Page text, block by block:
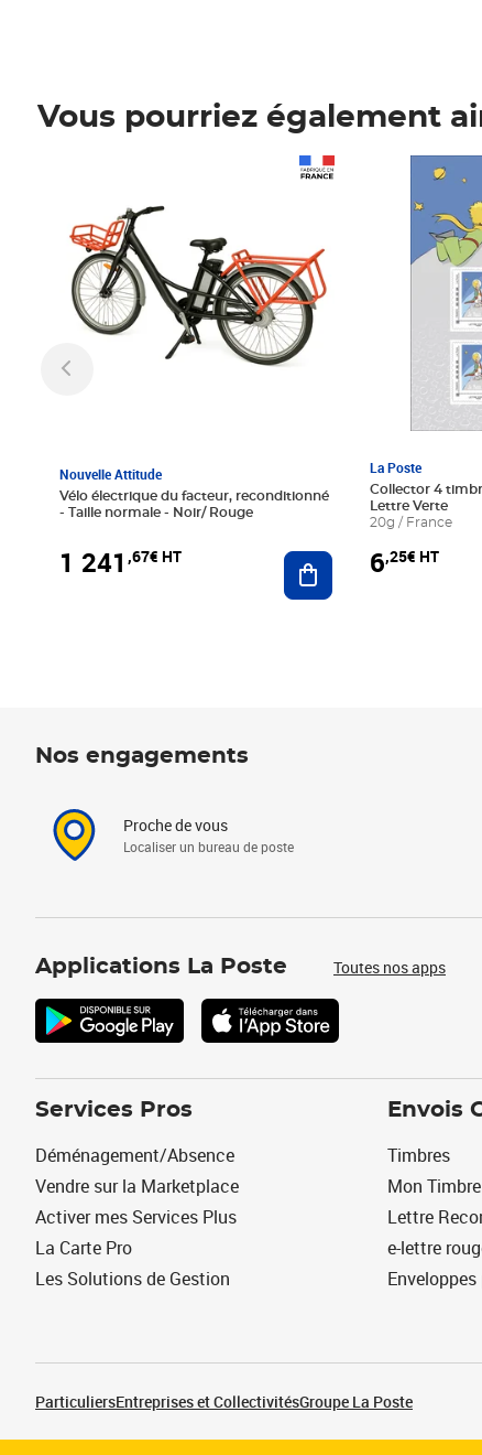
Vous pourriez également
Nouvelle Attitude
Vélo électrique du facteur, reconditionné
- Taille normale - Noir/ Rouge
1 241 ,67€ HT Ajouter au panier
La Poste
Collector 4
Lettre Verte
20g / France
6,25€ HT
Prix 6,25€ HT
Nos engagements
Proche de vous
Localiser un bureau de poste
Applications La Poste Toutes nos apps
Services Pros
Déménagement/Absence
Vendre sur la Marketplace
Activer mes Services Plus
La Carte Pro
Les Solutions de Gestion
Envois
Timbres
Mon
Lettre
e-lettre
ParticuliersEntreprises et CollectivitésGroupe La Poste